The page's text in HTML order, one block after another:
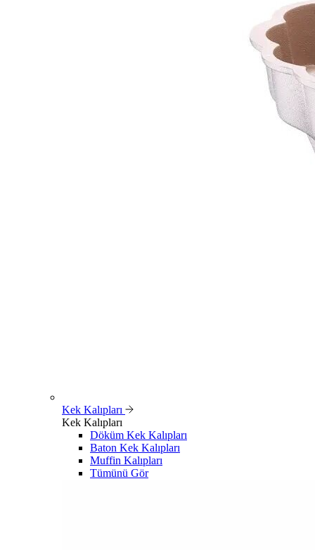
Kek Kalıpları
Kek Kalıpları
Döküm Kek Kalıpları
Baton Kek Kalıpları
Muffin Kalıpları
Tümünü Gör